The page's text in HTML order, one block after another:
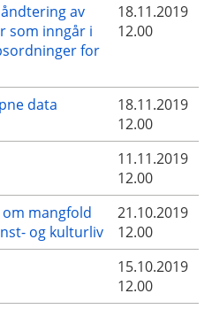
av
som inngår i
for
18.11.2019
12.00
data
18.11.2019
12.00
11.11.2019
12.00
mangfold
og kulturliv
21.10.2019
12.00
15.10.2019
12.00